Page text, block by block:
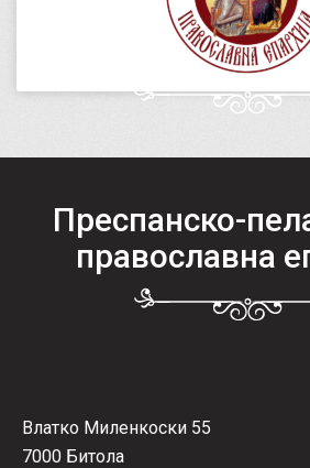
Преспанско-
православна
Влатко Миленкоски 55
7000 Битола